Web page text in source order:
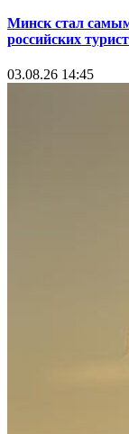
Минск стал
российских
03.08.26 14:45